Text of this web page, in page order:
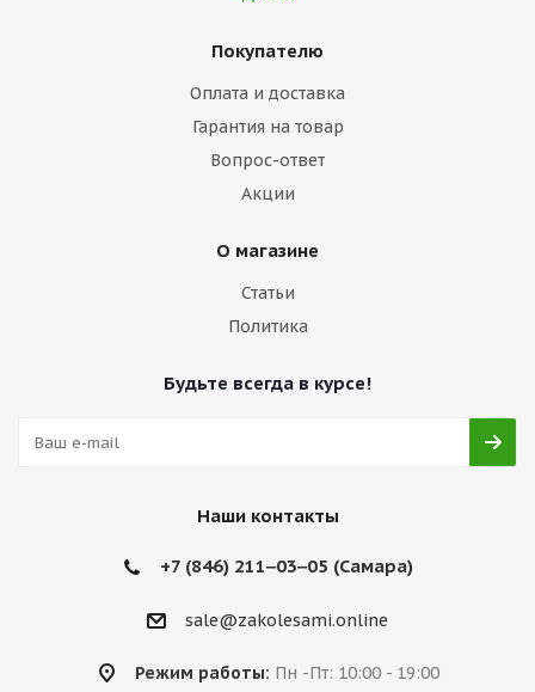
Покупателю
Оплата и доставка
Гарантия на товар
Вопрос-ответ
Акции
О магазине
Статьи
Политика
Будьте всегда в курсе!
Наши контакты
+7 (846) 211‒03‒05 (Самара)
sale@zakolesami.online
Режим работы: Пн -Пт: 10:00 - 19:00